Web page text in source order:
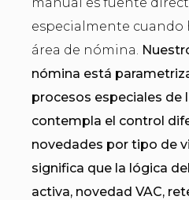
especialmente cuando
área de nómina.
nómina está
procesos especiales de
contempla el control
novedades por tipo de
significa que la lógica
activa, novedad VAC,